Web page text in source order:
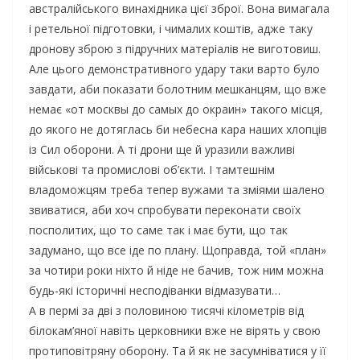
австралійського винахідника цієї зброї. Вона вимагала
і ретельної підготовки, і чималих коштів, адже таку
дронову зброю з підручних матеріалів не виготовиш.
Але цього демонстративного удару таки варто було
завдати, аби показати болотним мешканцям, що вже
немає «от москвы до самых до окраин» такого місця,
до якого не дотяглась би небесна кара наших хлопців
із Сил оборони. А ті дрони ще й уразили важливі
військові та промислові об’єкти. І тамтешнім
владоможцям треба тепер вужами та зміями шалено
звиватися, аби хоч спробувати переконати своїх
посполитих, що то саме так і має бути, що так
задумано, що все іде по плану. Щоправда, той «план»
за чотири роки ніхто й ніде не бачив, тож ним можна
будь-які історичні несподіванки відмазувати…
А в пермі за дві з половиною тисячі кілометрів від
білокам’яної навіть церковники вже не вірять у свою
протиповітряну оборону. Та й як не засумніватися у її